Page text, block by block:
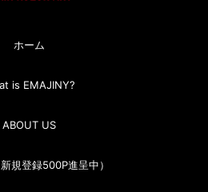
ホーム
is EMAJINY?
ABOUT US
規登録500P進呈中）